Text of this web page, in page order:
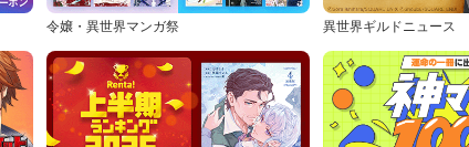
令嬢・異世界マンガ祭 異世界ギルドニュース